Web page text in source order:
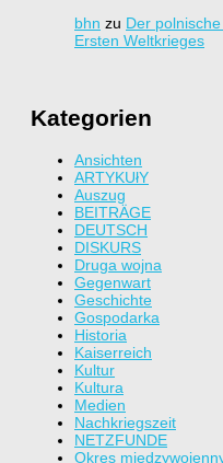
bhn zu Der
Ersten Weltkrieges
Kategorien
Ansichten
ARTYKUłY
Auszug
BEITRÄGE
DEUTSCH
DISKURS
Druga wojna
Gegenwart
Geschichte
Gospodarka
Historia
Kaiserreich
Kultur
Kultura
Medien
Nachkriegszeit
NETZFUNDE
Okres